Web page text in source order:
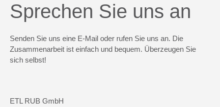
Sprechen Sie uns an
Senden Sie uns eine E-Mail oder rufen Sie uns an. Die
Zusammenarbeit ist einfach und bequem. Überzeugen Sie
sich selbst!
ETL RUB GmbH